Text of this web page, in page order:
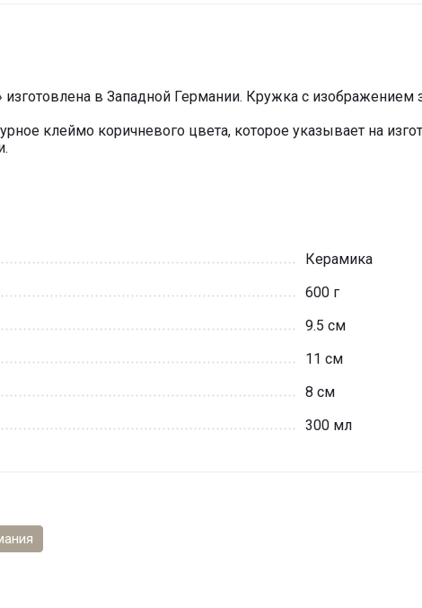
изготовлена в Западной Германии. Кружка с изображением
клеймо коричневого цвета, которое указывает на
Керамика
600 г
9.5 см
11 см
8 см
300 мл